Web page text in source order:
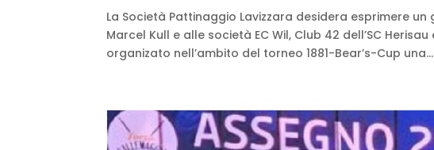
La Società Pattinaggio Lavizzara desidera esprimere
Marcel Kull e alle società EC Wil, Club 42 dell’SC
organizato nell’ambito del torneo 1881-Bear’s-Cup una...